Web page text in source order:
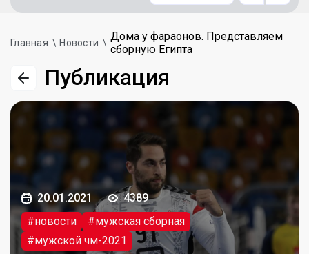
Главная Новости
Дома у фараонов. Представляем
сборную Египта
Публикация
20.01.2021
4389
#новости
#мужская сборная
#мужской чм-2021